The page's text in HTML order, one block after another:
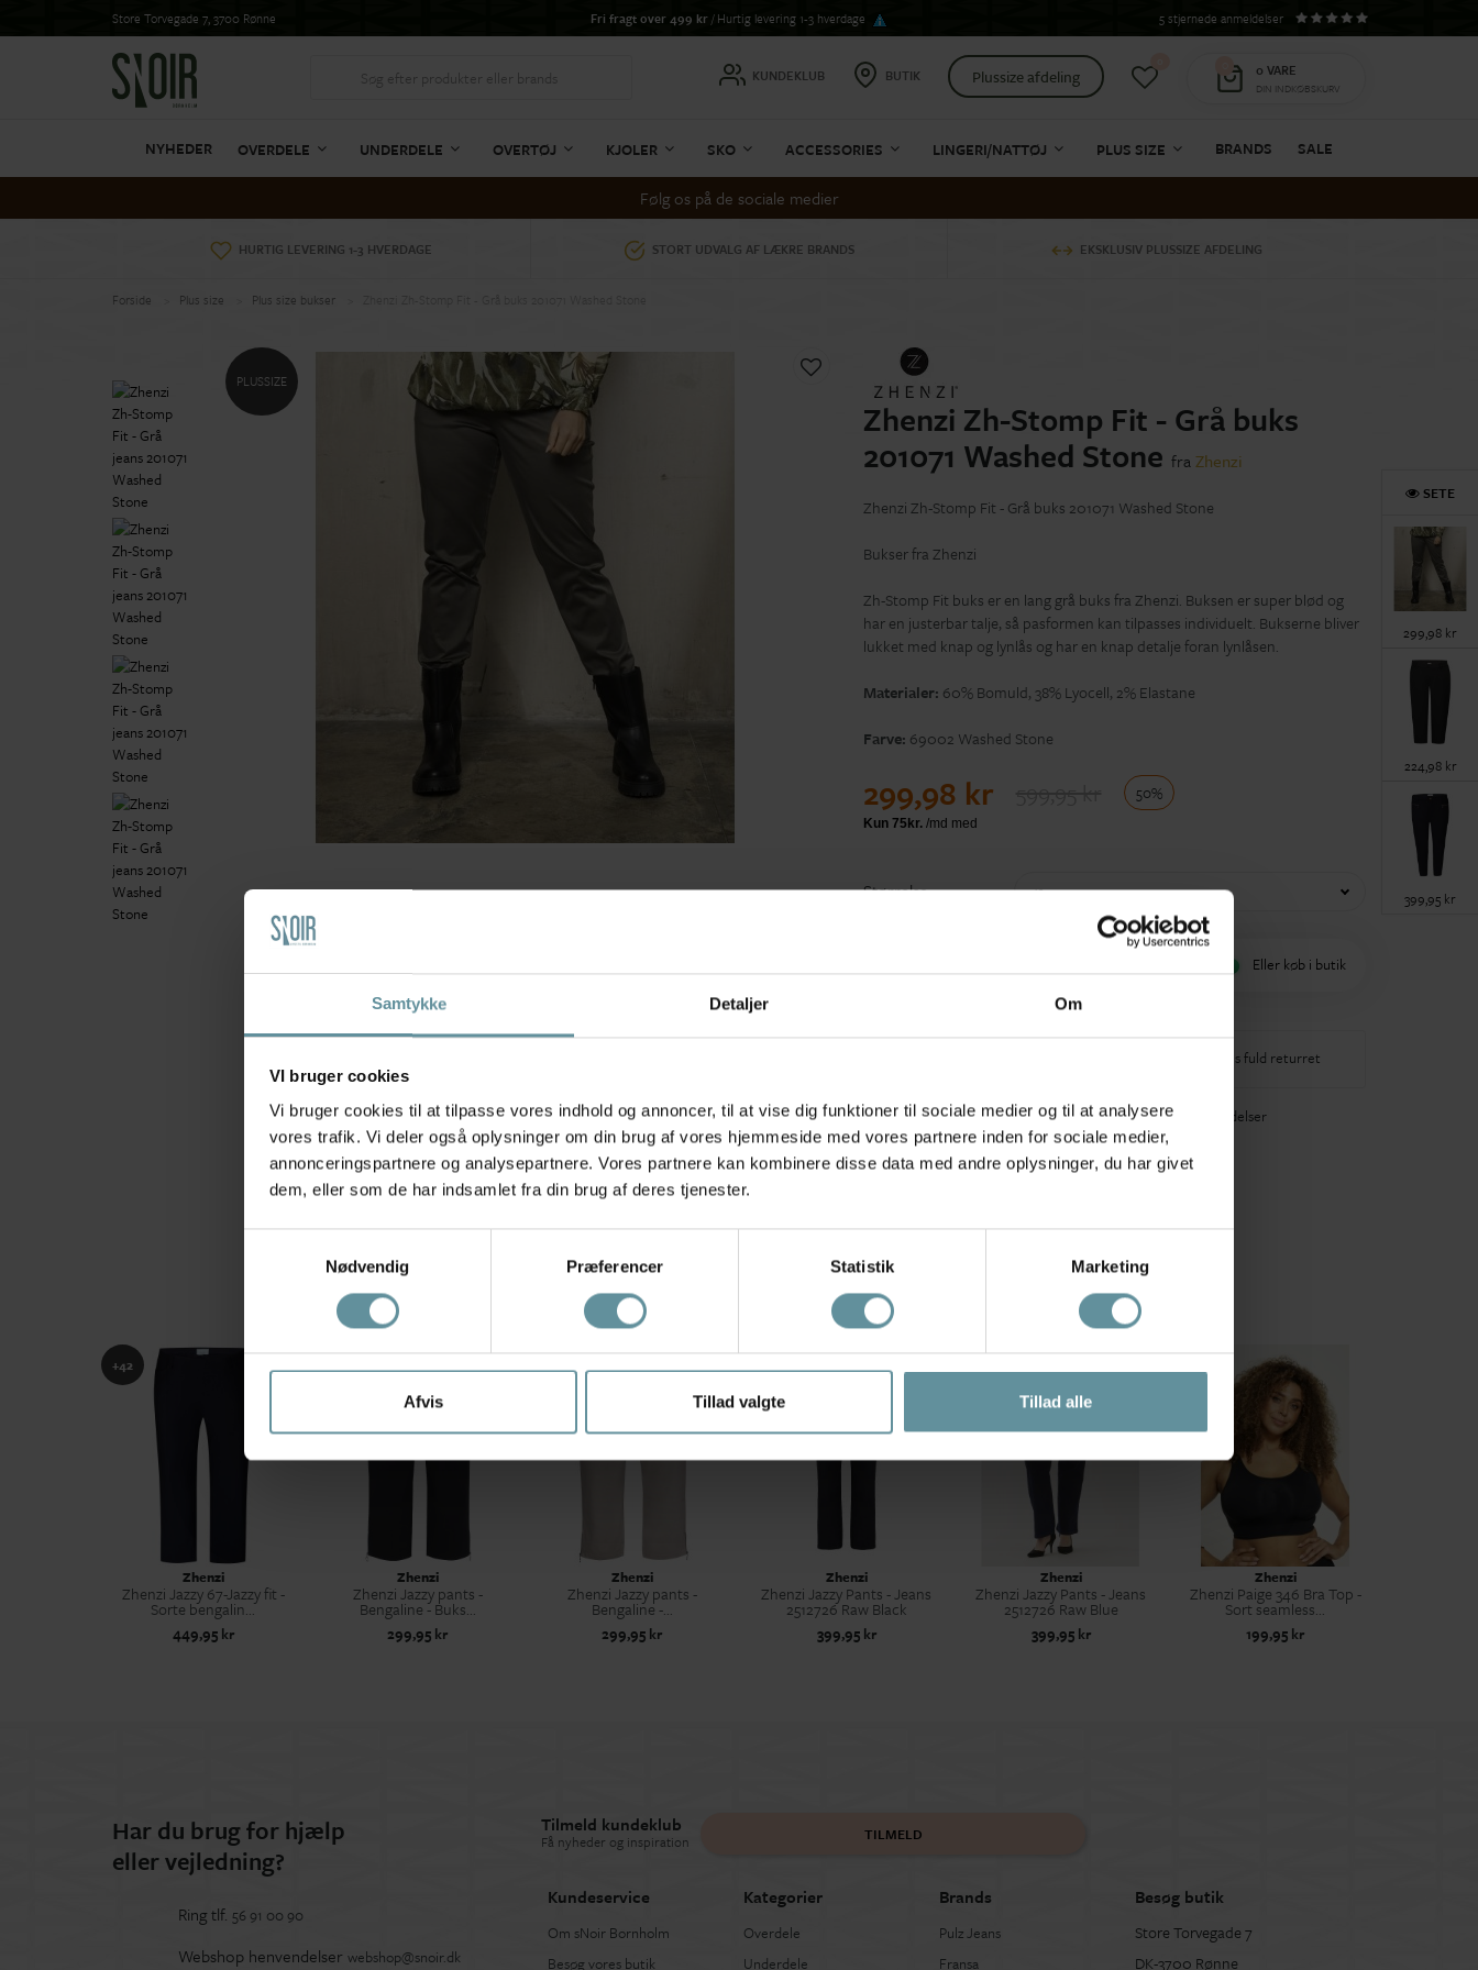
Samtykke Detaljer Om
VI bruger cookies
Vi bruger cookies til at tilpasse vores indhold og annoncer, til at vise dig funktioner til sociale medier og til at analysere
vores trafik. Vi deler også oplysninger om din brug af vores hjemmeside med vores partnere inden for sociale medier,
annonceringspartnere og analysepartnere. Vores partnere kan kombinere disse data med andre oplysninger, du har givet
dem, eller som de har indsamlet fra din brug af deres tjenester.
Nødvendig
Præferencer Statistik Marketing
Afvis Tillad valgte Tillad alle
Store Torvegade 7, 3700 Rønne Fri fragt over 499 kr/ Hurtig levering 1-3 hverdage 5 stjernede anmeldelser
0 VARE
DIN INDKØBSKURV
KUNDEKLUB BUTIK Plussize afdeling
NYHEDER OVERDELE UNDERDELE OVERTØJ KJOLER SKO ACCESSORIES LINGERI/NATTØJ PLUS SIZE BRANDS SALE
Følg os på de sociale medier
HURTIG LEVERING 1-3 HVERDAGE STORT UDVALG AF LÆKRE BRANDS EKSKLUSIV PLUSSIZE AFDELING
Forside Plus size Plus size bukser
PLUSSIZE
Zhenzi Zh-Stomp Fit - Grå buks
201071 Washed Stone fraZhenzi
Zhenzi Zh-Stomp Fit - Grå buks 201071 Washed Stone
Bukser fra Zhenzi
Zh-Stomp Fit buks er en lang grå buks fra Zhenzi. Buksen er super blød og
har en justerbar talje, så pasformen kan tilpasses individuelt. Bukserne bliver
lukket med knap og lynlås og har en knap detalje foran lynlåsen.
Materialer: 60% Bomuld, 38% Lyocell, 2% Elastane
Farve: 69002 Washed Stone
299,98 kr 50%
Størrelse 42
Eller køb i butik
14 dages fuld returret
40+ glade anmeldelser
Produkter med samme mærke
+42
Zhenzi
Zhenzi Jazzy 67-Jazzy fit -
Sorte bengalin...
449,95 kr
Zhenzi
Zhenzi Jazzy pants -
Bengaline - Buks...
299,95 kr
Zhenzi
Zhenzi Jazzy pants -
Bengaline -...
299,95 kr
Zhenzi
Zhenzi Jazzy Pants - Jeans
2512726 Raw Black
399,95 kr
Zhenzi
Zhenzi Jazzy Pants - Jeans
2512726 Raw Blue
399,95 kr
Zhenzi
Zhenzi Paige 346 Bra Top -
Sort seamless...
199,95 kr
Har du brug for hjælp
eller vejledning?
Tilmeld kundeklub
Få nyheder og inspiration TILMELD
Ring tlf. 56 91 00 90
Webshop henvendelser webshop@snoir.dk
Kundeservice
Om sNoir Bornholm
Besøg vores butik
Kategorier
Overdele
Underdele
Brands
Pulz Jeans
Fransa
Besøg butik
Store Torvegade 7
DK-3700 Rønne
SETE
299,98 kr
224,98 kr
399,95 kr